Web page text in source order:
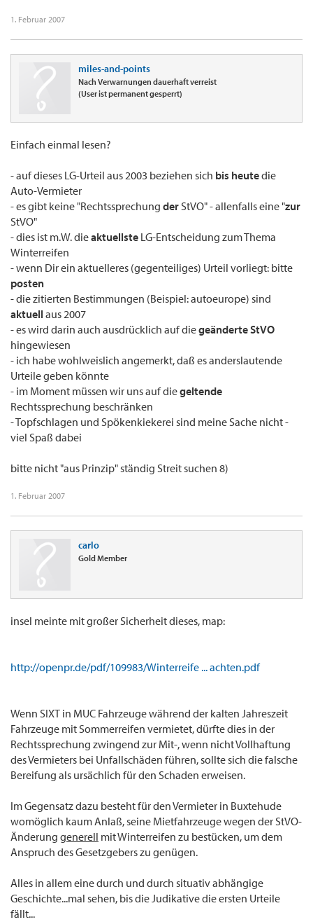
1. Februar 2007
miles-and-points
Nach Verwarnungen dauerhaft verreist
(User ist permanent gesperrt)
Einfach einmal lesen?
- auf dieses LG-Urteil aus 2003 beziehen sich bis heutedie
Auto-Vermieter
- es gibt keine "Rechtssprechung derStVO" - allenfalls eine "zur
StVO"
- dies ist m.W. dieaktuellste LG-Entscheidung zum Thema
Winterreifen
- wenn Dir ein aktuelleres (gegenteiliges) Urteil vorliegt: bitte
posten
- die zitierten Bestimmungen (Beispiel: autoeurope) sind
aktuell aus 2007
- es wird darin auch ausdrücklich auf diegeänderte StVO
hingewiesen
- ich habe wohlweislich angemerkt, daß es anderslautende
Urteile geben könnte
- im Moment müssen wir uns auf diegeltende
Rechtssprechung beschränken
- Topfschlagen und Spökenkiekerei sind meine Sache nicht -
viel Spaß dabei
bitte nicht "aus Prinzip" ständig Streit suchen 8)
1. Februar 2007
carlo
Gold Member
insel meinte mit großer Sicherheit dieses, map:
http://openpr.de/pdf/109983/Winterreife ... achten.pdf
Wenn SIXT in MUC Fahrzeuge während der kalten Jahreszeit
Fahrzeuge mit Sommerreifen vermietet, dürfte dies in der
Rechtssprechung zwingend zur Mit-, wenn nicht Vollhaftung
des Vermieters bei Unfallschäden führen, sollte sich die falsche
Bereifung als ursächlich für den Schaden erweisen.
Im Gegensatz dazu besteht für den Vermieter in Buxtehude
womöglich kaum Anlaß, seine Mietfahrzeuge wegen der StVO-
Änderung generell mit Winterreifen zu bestücken, um dem
Anspruch des Gesetzgebers zu genügen.
Alles in allem eine durch und durch situativ abhängige
Geschichte...mal sehen, bis die Judikative die ersten Urteile
fällt...